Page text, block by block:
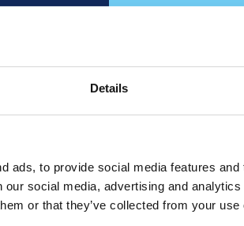
Details
ads, to provide social media features
social media, advertising and
or that they’ve collected from your
Wejdź z